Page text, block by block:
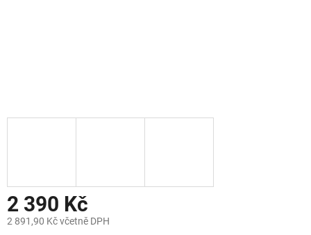
2 390 Kč
2 891,90 Kč včetně DPH